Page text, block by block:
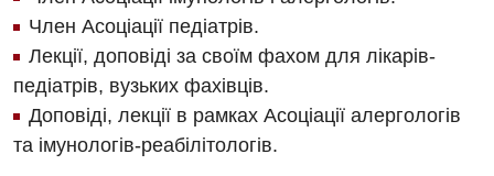
Судинна хірургія
Терапевтичне відділення
Терапія
Член Асоціації педіатрів.
Лекції, доповіді за своїм фахом для лікарів-
педіатрів, вузьких фахівців.
Доповіді, лекції в рамках Асоціації алергологів
та імунологів-реабілітологів.